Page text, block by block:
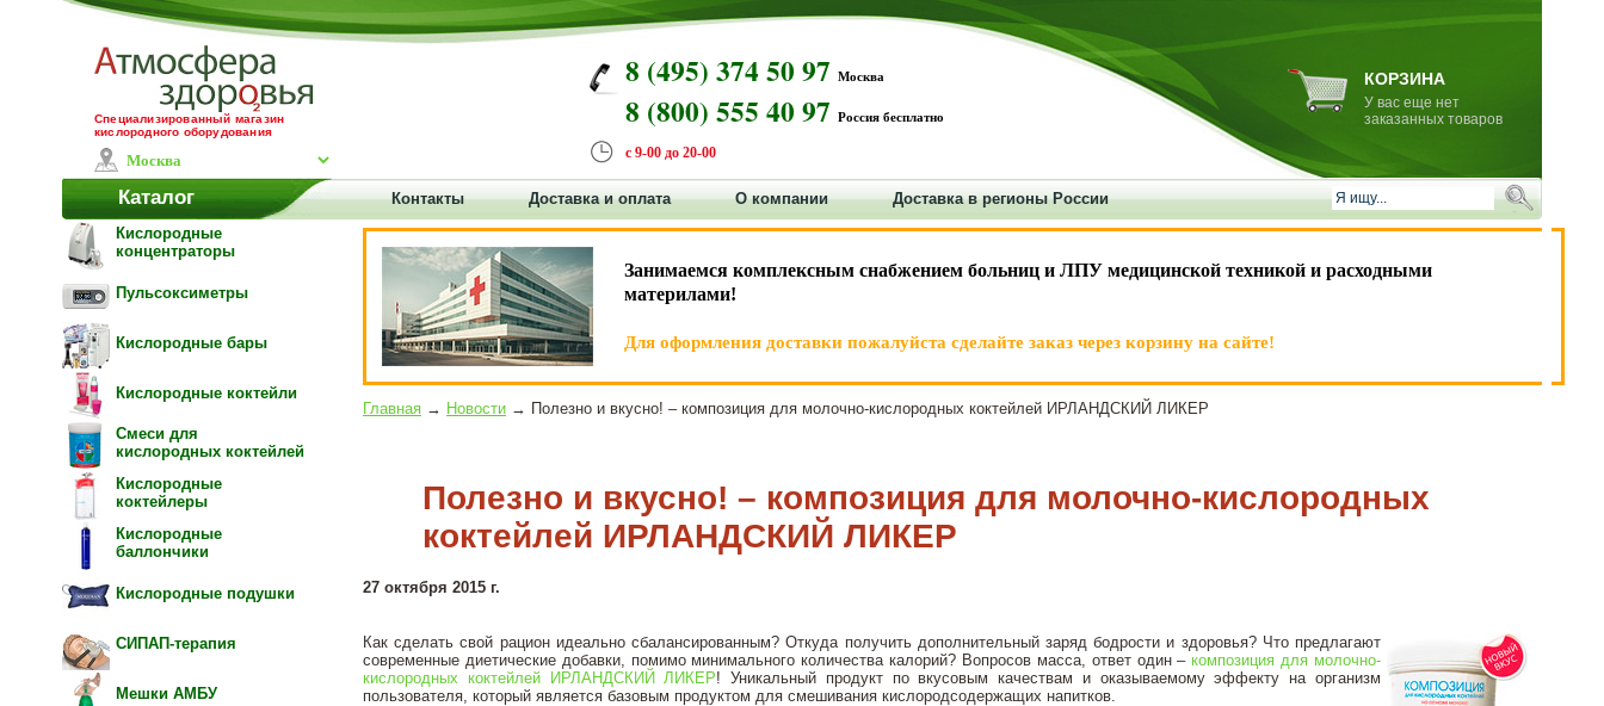
Специализированный магазин
кислородного оборудования
8 (495) 374 50 97 Москва
8 (800) 555 40 97 Россия бесплатно
с 9-00 до 20-00
КОРЗИНА
У вас еще нет
заказанных товаров
Каталог Контакты Доставка и оплата О компании
Доставка в регионы России
Кислородные
концентраторы
Пульсоксиметры
Кислородные бары
Кислородные коктейли
Смеси для
кислородных коктейлей
Кислородные
коктейлеры
Кислородные
баллончики
Кислородные подушки
СИПАП-терапия
Мешки АМБУ
Занимаемся комплексным снабжением больниц и ЛПУ медицинской техникой и расходными
материлами!
Для оформления доставки пожалуйста сделайте заказ через корзину на сайте!
Главная → Новости → Полезно и вкусно! – композиция для молочно-кислородных коктейлей ИРЛАНДСКИЙ ЛИКЕР
Полезно и вкусно! – композиция для молочно-кислородных
коктейлей ИРЛАНДСКИЙ ЛИКЕР
27 октября 2015 г.
Как сделать свой рацион идеально сбалансированным? Откуда получить дополнительный заряд бодрости и здоровья? Что предлагают
современные диетические добавки, помимо минимального количества калорий? Вопросов масса, ответ один –композиция для молочно-
кислородных коктейлей ИРЛАНДСКИЙ ЛИКЕР! Уникальный продукт по вкусовым качествам и оказываемому эффекту на организм
пользователя, который является базовым продуктом для смешивания кислородсодержащих напитков.